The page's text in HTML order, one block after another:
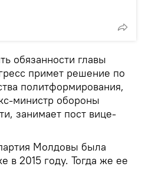
обязанности главы
примет решение по
политформирования,
министр обороны
занимает пост вице-
Молдовы была
в 2015 году. Тогда же ее